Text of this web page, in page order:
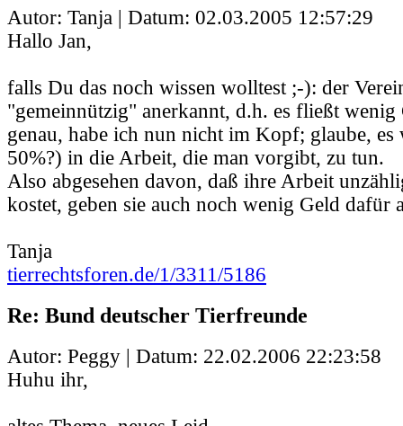
Autor: Tanja | Datum: 02.03.2005 12:57:29
Hallo Jan,
falls Du das noch wissen wolltest ;-): der
"gemeinnützig" anerkannt, d.h. es fließt
genau, habe ich nun nicht im Kopf; glaube, es
50%?) in die Arbeit, die man vorgibt, zu tun.
Also abgesehen davon, daß ihre Arbeit
kostet, geben sie auch noch wenig Geld dafür
Tanja
tierrechtsforen.de/1/3311/5186
Re: Bund deutscher Tierfreunde
Autor: Peggy | Datum: 22.02.2006 22:23:58
Huhu ihr,